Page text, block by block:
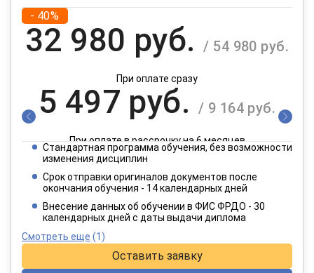
- 40%
32 980 руб. / 54 980 руб.
При оплате сразу
5 497 руб. / 9 164 руб.
При оплате в рассрочку на 6 месяцев
2 749 руб.
При оплате в рассрочку на 12 месяцев
Стандартная программа обучения, без возможности
изменения дисциплин
Срок отправки оригиналов документов после
окончания обучения - 14 календарных дней
Внесение данных об обучении в ФИС ФРДО - 30
календарных дней с даты выдачи диплома
Смотреть еще (1)
Оставить заявку